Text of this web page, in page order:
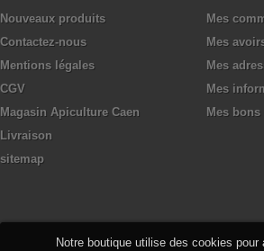
Notre boutique utilise des cookies
Nouveaux produits
Contactez-nous
Mentions légales
CGV
Magasin Apiculture Caen
Livraison
sitemap
Mes
Mes
Mes
Mes
Mes